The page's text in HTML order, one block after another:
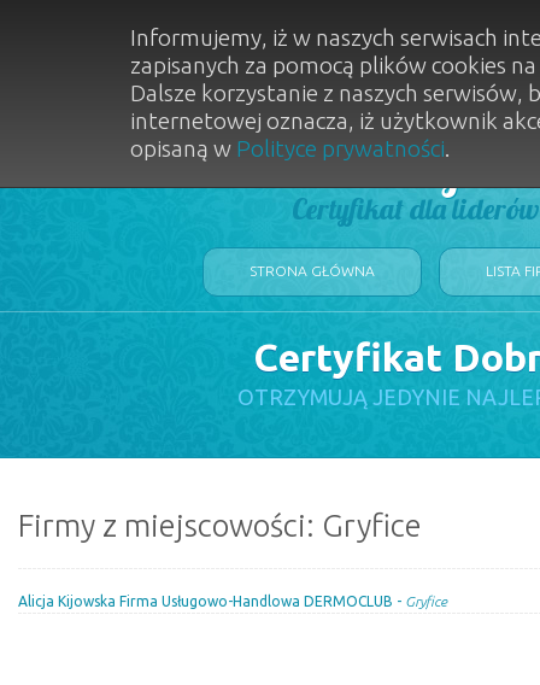
Dobry
Certyfikat dla
STRONA GŁÓWNA LISTA
Certyfikat
OTRZYMUJĄ JEDYNIE
Firmy z miejscowości: Gryfice
Alicja Kijowska Firma Usługowo-Handlowa DERMOCLUB - Gryfice
Informujemy, iż w naszych serwisach
zapisanych za pomocą plików cookies
Dalsze korzystanie z naszych
internetowej oznacza, iż użytkownik
opisaną w Polityce prywatności.